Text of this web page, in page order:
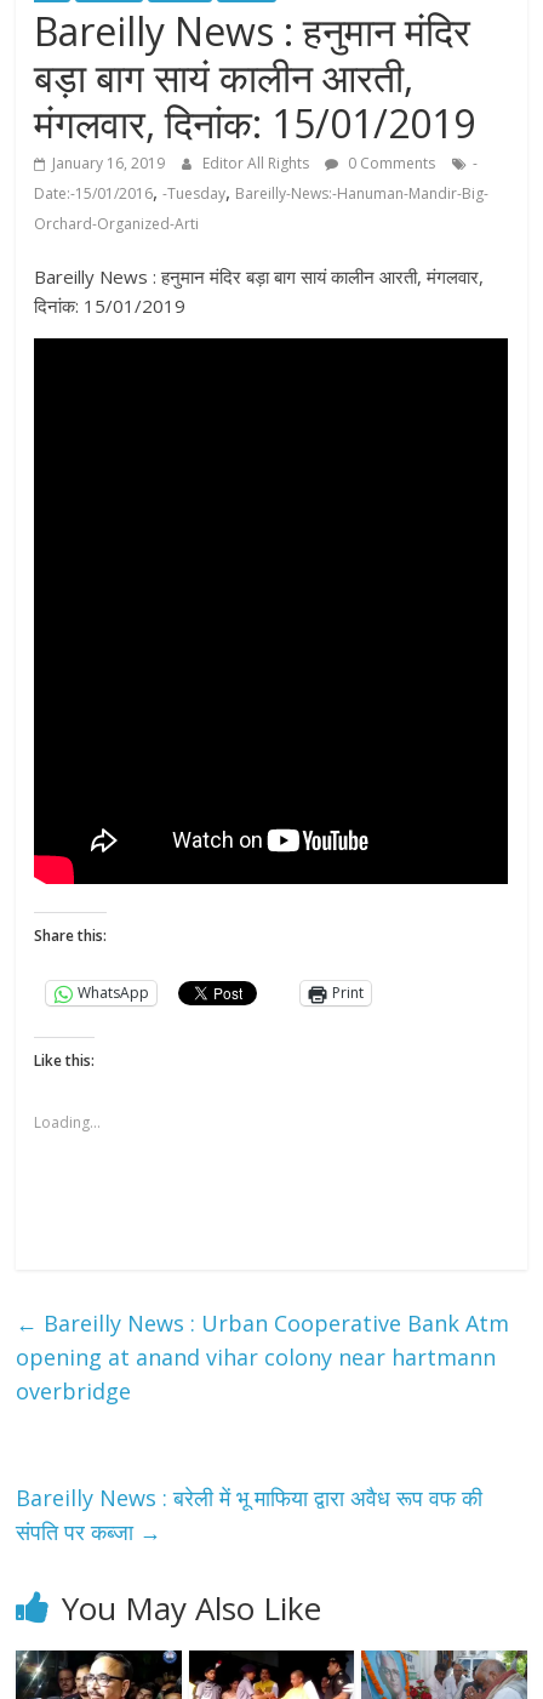
Bareilly News : हनुमान मंदिर
बड़ा बाग सायं कालीन आरती,
मंगलवार, दिनांक: 15/01/2019
January 16, 2019 Editor All Rights 0 Comments
-
Date:-15/01/2016,-Tuesday, Bareilly-News:-Hanuman-Mandir-Big-
Orchard-Organized-Arti
Bareilly News : हनुमान मंदिर बड़ा बाग सायं कालीन आरती, मंगलवार,
दिनांक: 15/01/2019
Share this:
WhatsApp Print
Like this:
Loading...
← Bareilly News : Urban Cooperative Bank Atm
opening at anand vihar colony near hartmann
overbridge
Bareilly News : बरेली में भू माफिया द्वारा अवैध रूप वफ की
संपति पर कब्जा →
You May Also Like